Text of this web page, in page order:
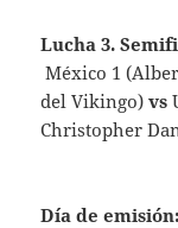
Lucha 3.
México 1
del Vikingo)vs
Christopher
Día de